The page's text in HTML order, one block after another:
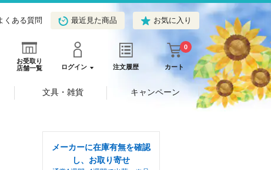
くある質問 最近見た商品 お気に入り
お受取り
店舗一覧
ログイン 注文履歴 カート
0
文具・雑貨 キャンペーン
メーカーに在庫有無を確認
し、お取り寄せ